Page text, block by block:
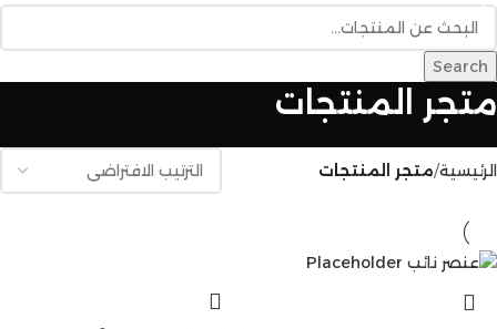
Search
متجر المنتجات
الرئيسية متجر المنتجات